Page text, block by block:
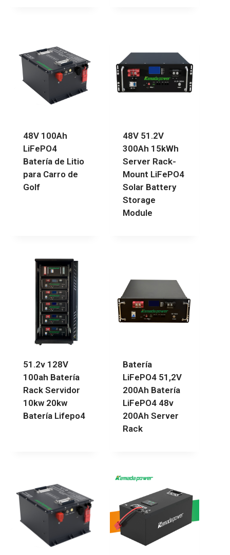
48V 100Ah
LiFePO4
Batería de Litio
para Carro de
Golf
48V 51.2V
300Ah 15kWh
Server Rack-
Mount LiFePO4
Solar Battery
Storage
Module
51.2v 128V
100ah Batería
Rack Servidor
10kw 20kw
Batería Lifepo4
Batería
LiFePO4 51,2V
200Ah Batería
LiFePO4 48v
200Ah Server
Rack